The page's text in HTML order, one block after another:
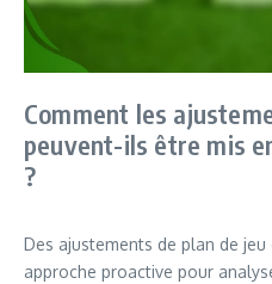
Comment les
peuvent-ils être mis
?
Des ajustements de plan de
approche proactive pour